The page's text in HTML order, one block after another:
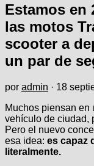
Estamos en
las motos
scooter a
un par de
por admin · 18
Muchos piensan en
vehículo de ciudad,
Pero el nuevo
esa idea: es capaz
literalmente.